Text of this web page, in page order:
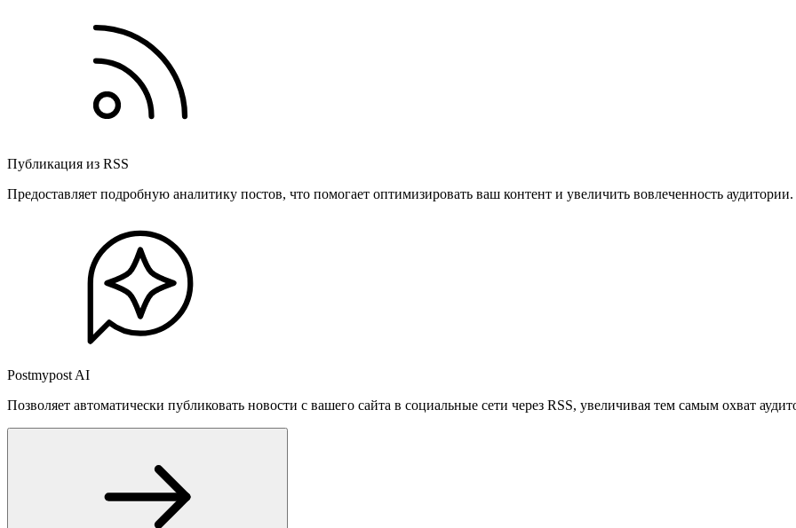
Публикация из RSS
Предоставляет подробную аналитику постов, что помогает оптимизировать ваш контент и увеличить вовлеченность аудитории.
Postmypost AI
Позволяет автоматически публиковать новости с вашего сайта в социальные сети через RSS, увеличивая тем самым охват